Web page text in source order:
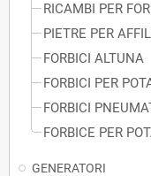
RICAMBI PER
PIETRE PER
FORBICI ALTUNA
FORBICI PER
FORBICI
FORBICE PER
GENERATORI